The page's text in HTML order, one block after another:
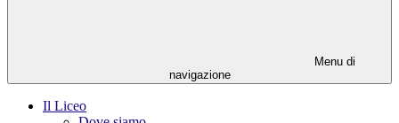
Menu di
navigazione
Il Liceo